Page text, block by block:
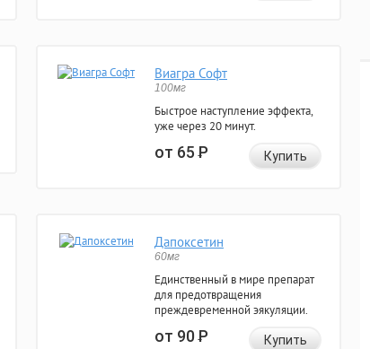
Виагра Софт
100мг
Быстрое наступление эффекта,
уже через 20 минут.
от 65Р Купить
Дапоксетин
60мг
Единственный в мире препарат
для предотвращения
преждевременной эякуляции.
от 90Р Купить